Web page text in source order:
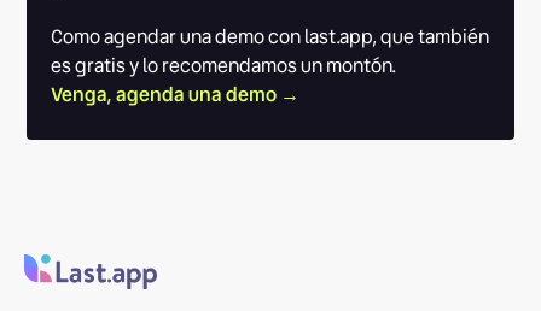
Como agendar una demo con last.app, que también
es gratis y lo recomendamos un montón.
Venga, agenda una demo →